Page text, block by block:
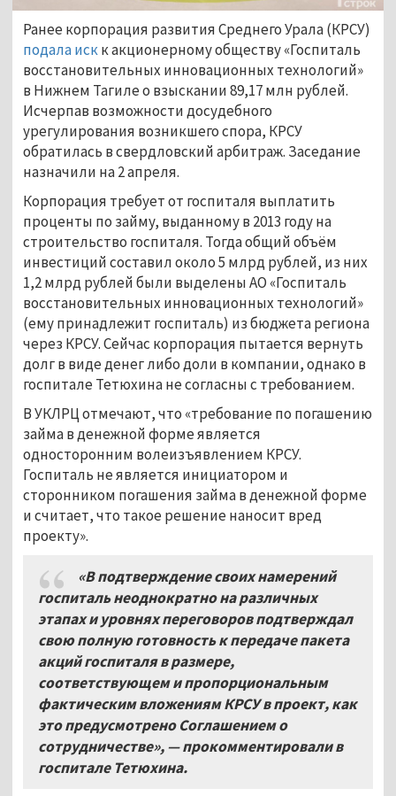
Ранее корпорация развития Среднего Урала (КРСУ)
подала искк акционерному обществу «Госпиталь
восстановительных инновационных технологий»
в Нижнем Тагиле о взыскании 89,17 млн рублей.
Исчерпав возможности досудебного
урегулирования возникшего спора, КРСУ
обратилась в свердловский арбитраж. Заседание
назначили на 2 апреля.
Корпорация требует от госпиталя выплатить
проценты по займу, выданному в 2013 году на
строительство госпиталя. Тогда общий объём
инвестиций составил около 5 млрд рублей, из них
1,2 млрд рублей были выделены АО «Госпиталь
восстановительных инновационных технологий»
(ему принадлежит госпиталь) из бюджета региона
через КРСУ. Сейчас корпорация пытается вернуть
долг в виде денег либо доли в компании, однако в
госпитале Тетюхина не согласны с требованием.
В УКЛРЦ отмечают, что «требование по погашению
займа в денежной форме является
односторонним волеизъявлением КРСУ.
Госпиталь не является инициатором и
сторонником погашения займа в денежной форме
и считает, что такое решение наносит вред
проекту».
«В подтверждение своих намерений
госпиталь неоднократно на различных
этапах и уровнях переговоров подтверждал
свою полную готовность к передаче пакета
акций госпиталя в размере,
соответствующем и пропорциональным
фактическим вложениям КРСУ в проект, как
это предусмотрено Соглашением о
сотрудничестве», — прокомментировали в
госпитале Тетюхина.